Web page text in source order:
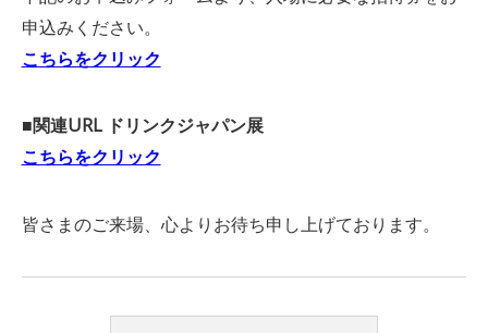
申込みください。
こちらをクリック
■関連URL ドリンクジャパン展
こちらをクリック
皆さまのご来場、心よりお待ち申し上げております。